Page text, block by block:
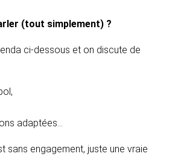
(tout simplement) ?
ci-dessous et on discute de
adaptées…
sans engagement, juste une vraie